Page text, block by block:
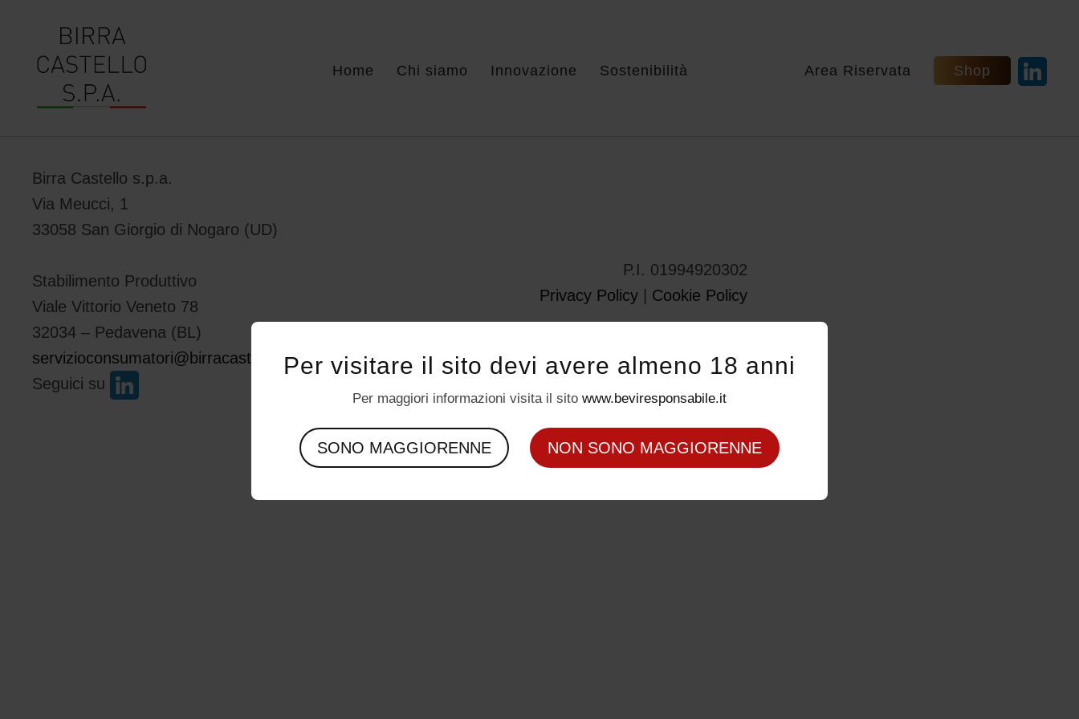
Home Chi siamo Innovazione Sostenibilità Area Riservata Shop
Birra Castello s.p.a.
Via Meucci, 1
33058 San Giorgio di Nogaro (UD)
Stabilimento Produttivo
Viale Vittorio Veneto 78
32034 – Pedavena (BL)
servizioconsumatori@birracastello.it
Seguici su
P.I. 01994920302
Privacy Policy
Cookie Policy
Per visitare il sito devi avere almeno 18 anni
Per maggiori informazioni visita il sito www.beviresponsabile.it
SONO MAGGIORENNE NON SONO MAGGIORENNE